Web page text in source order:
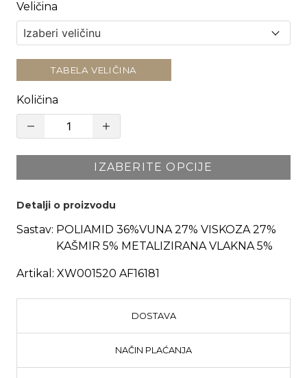
Veličina
TABELA VELIČINA
Količina
IZABERITE OPCIJE
Detalji o proizvodu
Sastav: POLIAMID 36%VUNA 27% VISKOZA 27%
KAŠMIR 5% METALIZIRANA VLAKNA 5%
Artikal: XW001520 AF16181
DOSTAVA
NAČIN PLAĆANJA